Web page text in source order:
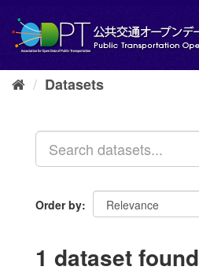
content
Datasets
Order by
1 dataset found